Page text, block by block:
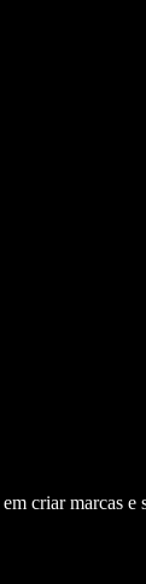
criar marcas e